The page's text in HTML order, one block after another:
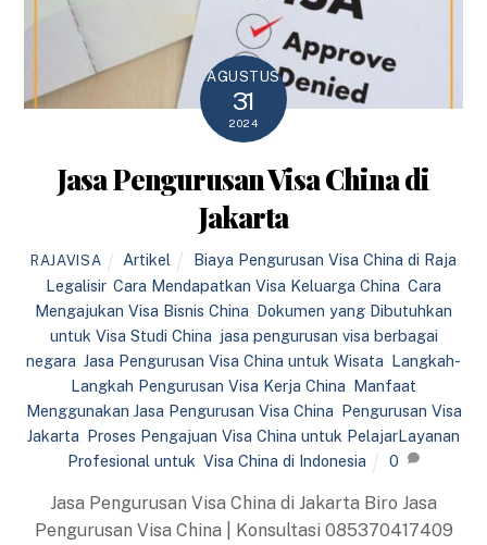
AGUSTUS
31
2024
Jasa Pengurusan Visa China di
Jakarta
RAJAVISA Artikel
Biaya Pengurusan Visa China di Raja
Legalisir, Cara Mendapatkan Visa Keluarga China Cara
Mengajukan Visa Bisnis China Dokumen yang Dibutuhkan
untuk Visa Studi China jasa pengurusan visa berbagai
negara Jasa Pengurusan Visa China untuk Wisata Langkah-
Langkah Pengurusan Visa Kerja China Manfaat
Menggunakan Jasa Pengurusan Visa China Pengurusan Visa
Jakarta Proses Pengajuan Visa China untuk PelajarLayanan
Profesional untuk Visa China di Indonesia 0
Jasa Pengurusan Visa China di Jakarta Biro Jasa
Pengurusan Visa China | Konsultasi 085370417409